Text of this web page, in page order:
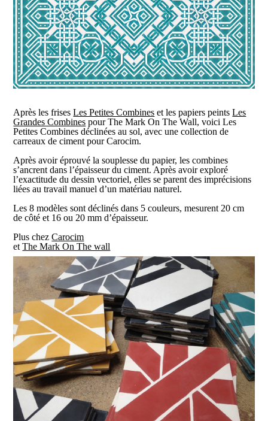
Après les frisesLes Petites Combines et les papiers peintsLes
Grandes Combines pour The Mark On The Wall, voici Les
Petites Combines déclinées au sol, avec une collection de
carreaux de ciment pour Carocim.
Après avoir éprouvé la souplesse du papier, les combines
s’ancrent dans l’épaisseur du ciment. Après avoir exploré
l’exactitude du dessin vectoriel, elles se parent des imprécisions
liées au travail manuel d’un matériau naturel.
Les 8 modèles sont déclinés dans 5 couleurs, mesurent 20 cm
de côté et 16 ou 20 mm d’épaisseur.
Plus chezCarocim
etThe Mark On The wall